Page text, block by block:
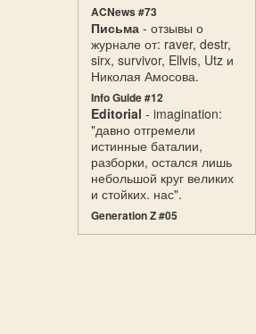
ACNews #73
Письма - отзывы о
журнале от: raver, destr,
sirx, survivor, Ellvis, Utz и
Николая Амосова.
Info Guide #12
Editorial - imagination:
"давно отгремели
истинные баталии,
разборки, остался лишь
небольшой круг великих
и стойких. нас".
Generation Z #05